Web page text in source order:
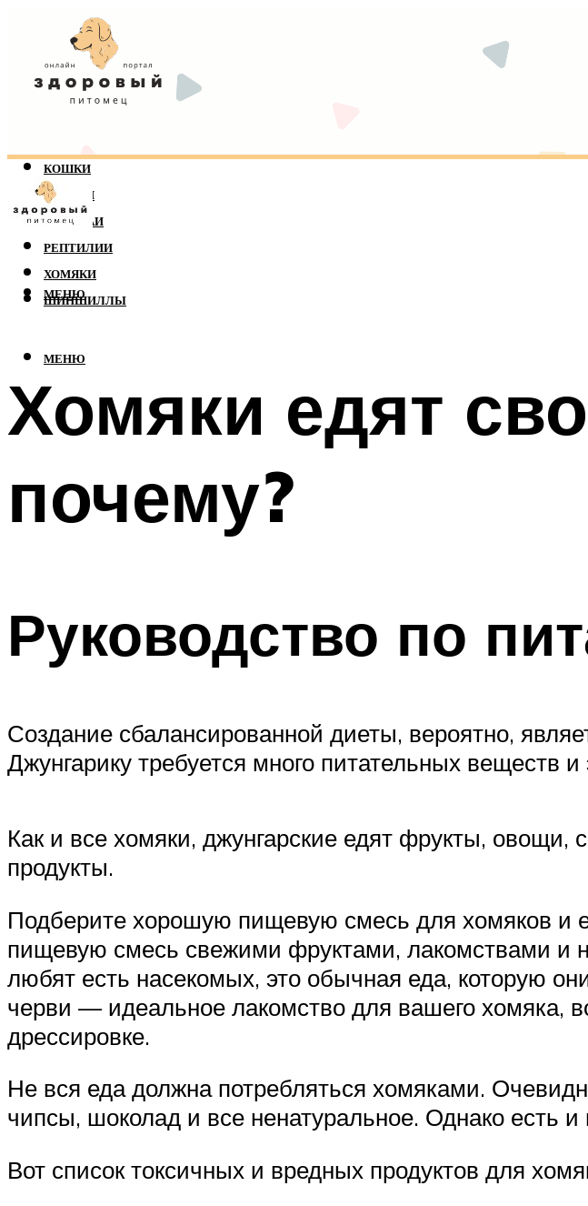
КОШКИ
СОБАКИ
ПОПУГАИ
РЕПТИЛИИ
ХОМЯКИ
ШИНШИЛЛЫ
МЕНЮ
МЕНЮ
Хомяки едят
почему?
Руководство по
Создание сбалансированной диеты, вероятно,
Джунгарику требуется много питательных веществ
Как и все хомяки, джунгарские едят фрукты, овощи,
продукты.
Подберите хорошую пищевую смесь для хомяков и
пищевую смесь свежими фруктами, лакомствами и
любят есть насекомых, это обычная еда, которую
черви — идеальное лакомство для вашего хомяка,
дрессировке.
Не вся еда должна потребляться хомяками.
чипсы, шоколад и все ненатуральное. Однако есть
Вот список токсичных и вредных продуктов для